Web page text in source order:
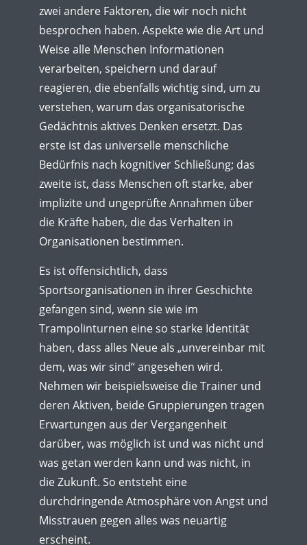
zwei andere Faktoren, die wir noch nicht
besprochen haben. Aspekte wie die Art und
Weise alle Menschen Informationen
verarbeiten, speichern und darauf
reagieren, die ebenfalls wichtig sind, um zu
verstehen, warum das organisatorische
Gedächtnis aktives Denken ersetzt. Das
erste ist das universelle menschliche
Bedürfnis nach kognitiver Schließung; das
zweite ist, dass Menschen oft starke, aber
implizite und ungeprüfte Annahmen über
die Kräfte haben, die das Verhalten in
Organisationen bestimmen.
Es ist offensichtlich, dass
Sportsorganisationen in ihrer Geschichte
gefangen sind, wenn sie wie im
Trampolinturnen eine so starke Identität
haben, dass alles Neue als „unvereinbar mit
dem, was wir sind“ angesehen wird.
Nehmen wir beispielsweise die Trainer und
deren Aktiven, beide Gruppierungen tragen
Erwartungen aus der Vergangenheit
darüber, was möglich ist und was nicht und
was getan werden kann und was nicht, in
die Zukunft. So entsteht eine
durchdringende Atmosphäre von Angst und
Misstrauen gegen alles was neuartig
erscheint.